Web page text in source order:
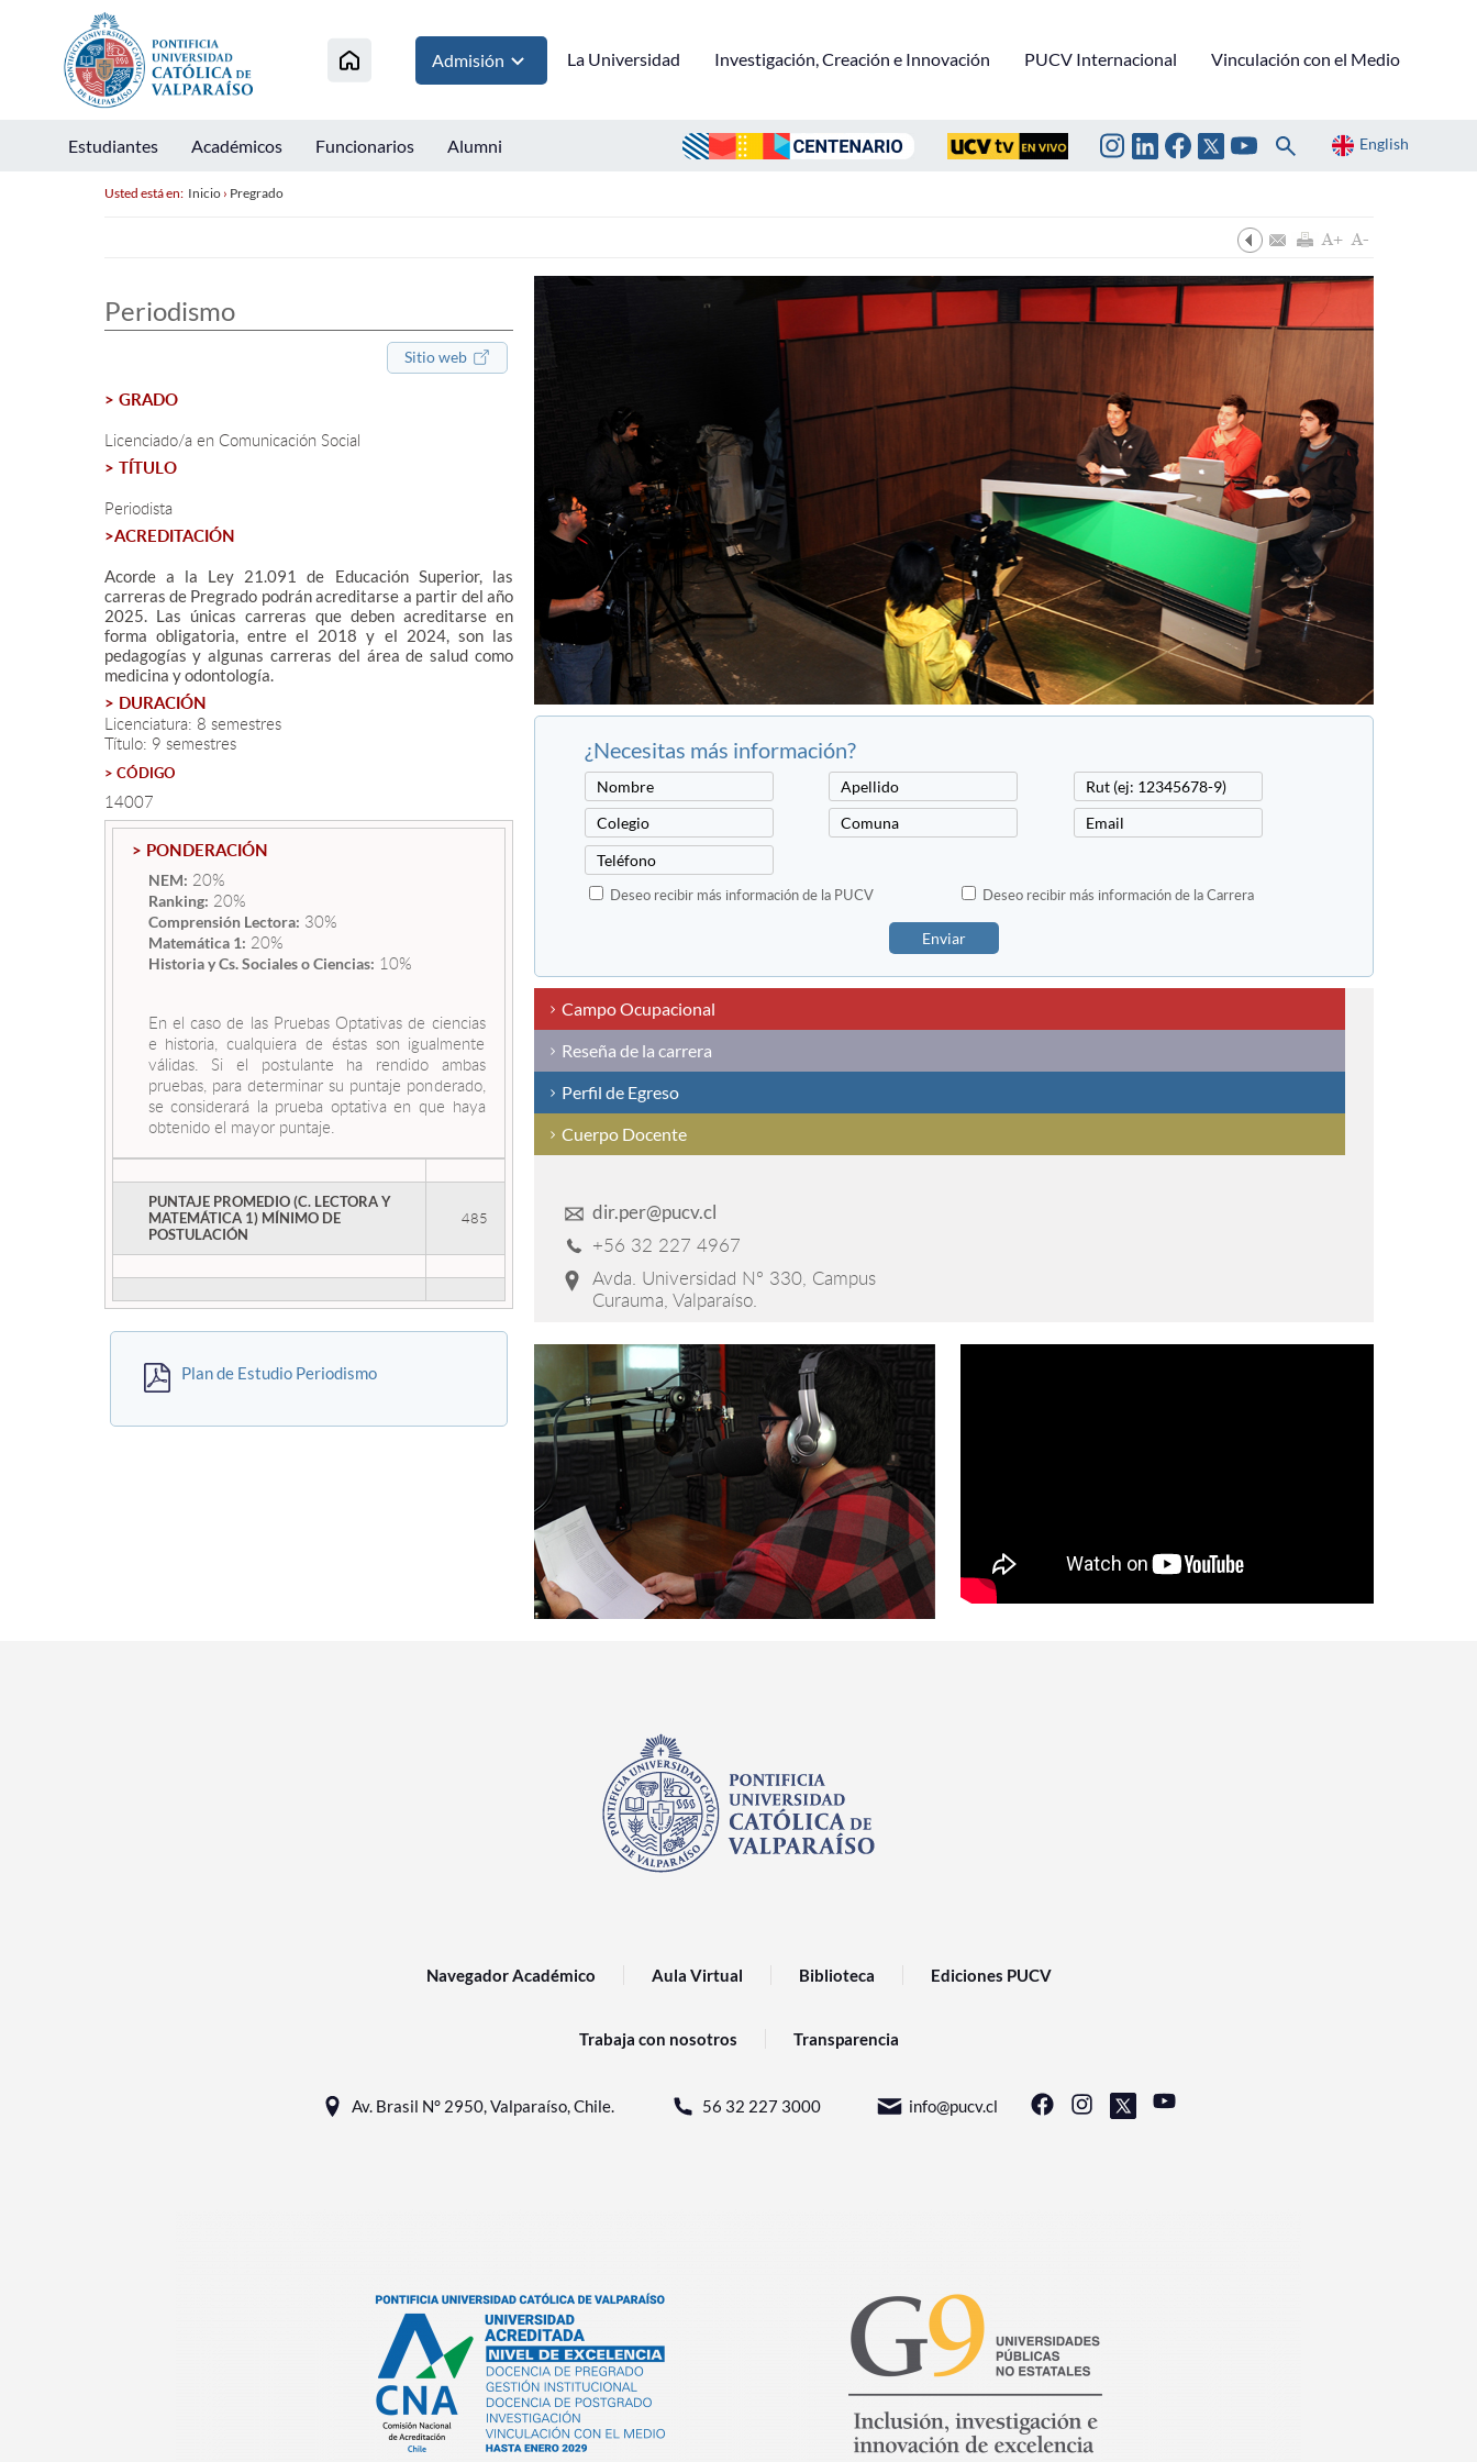
Admisión La Universidad Investigación, Creación e Innovación PUCV Internacional Vinculación con el Medio
Estudiantes Académicos Funcionarios Alumni English
Usted está en: Inicio› Pregrado
Periodismo
Sitio web
> GRADO
Licenciado/a en Comunicación Social
> TÍTULO
Periodista
>ACREDITACIÓN
Acorde a la Ley 21.091 de Educación Superior, las
carreras de Pregrado podrán acreditarse a partir del año
2025. Las únicas carreras que deben acreditarse en
forma obligatoria, entre el 2018 y el 2024, son las
pedagogías y algunas carreras del área de salud como
medicina y odontología.
> DURACIÓN
Licenciatura: 8 semestres
Título: 9 semestres
> CÓDIGO
14007
> PONDERACIÓN
NEM: 20%
Ranking: 20%
Comprensión Lectora: 30%
Matemática 1: 20%
Historia y Cs. Sociales o Ciencias: 10%
En el caso de las Pruebas Optativas de ciencias
e historia, cualquiera de éstas son igualmente
válidas. Si el postulante ha rendido ambas
pruebas, para determinar su puntaje ponderado,
se considerará la prueba optativa en que haya
obtenido el mayor puntaje.
PUNTAJE PROMEDIO (C. LECTORA Y
MATEMÁTICA 1) MÍNIMO DE
POSTULACIÓN
485
Plan de Estudio Periodismo
¿Necesitas más información?
Deseo recibir más información de la PUCV Deseo recibir más información de la Carrera
Enviar
Campo Ocupacional
Reseña de la carrera
Perfil de Egreso
Cuerpo Docente
dir.per@pucv.cl
+56 32 227 4967
Avda. Universidad Nº 330, Campus
Curauma, Valparaíso.
Navegador Académico Aula Virtual Biblioteca Ediciones PUCV
Trabaja con nosotros Transparencia
Av. Brasil N° 2950, Valparaíso, Chile. 56 32 227 3000 info@pucv.cl